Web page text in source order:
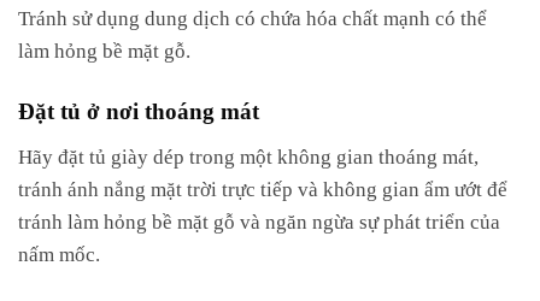
Tránh sử dụng dung dịch có chứa hóa chất mạnh có thể
làm hỏng bề mặt gỗ.
Đặt tủ ở nơi thoáng mát
Hãy đặt tủ giày dép trong một không gian thoáng mát,
tránh ánh nắng mặt trời trực tiếp và không gian ẩm ướt để
tránh làm hỏng bề mặt gỗ và ngăn ngừa sự phát triển của
nấm mốc.